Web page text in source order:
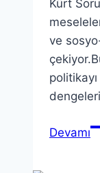
Kürt
ve
Devamı